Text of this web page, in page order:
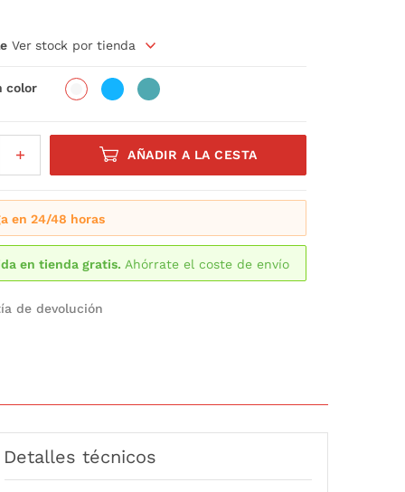
Ver stock por tienda
color
AÑADIR A LA CESTA
en 24/48 horas
en tienda gratis. Ahórrate el coste de envío
de devolución
Detalles técnicos